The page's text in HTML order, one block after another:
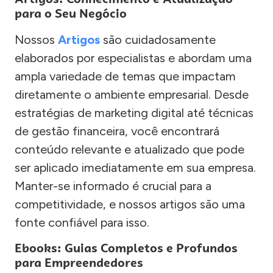
para o Seu Negócio
Nossos Artigos são cuidadosamente
elaborados por especialistas e abordam uma
ampla variedade de temas que impactam
diretamente o ambiente empresarial. Desde
estratégias de marketing digital até técnicas
de gestão financeira, você encontrará
conteúdo relevante e atualizado que pode
ser aplicado imediatamente em sua empresa.
Manter-se informado é crucial para a
competitividade, e nossos artigos são uma
fonte confiável para isso.
Ebooks: Guias Completos e Profundos
para Empreendedores